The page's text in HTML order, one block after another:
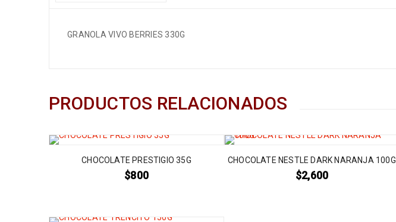
GRANOLA VIVO BERRIES 330G
PRODUCTOS RELACIONADOS
CHOCOLATE PRESTIGIO 35G
$800
CHOCOLATE NESTLE DARK NARANJA 100G
$2,600